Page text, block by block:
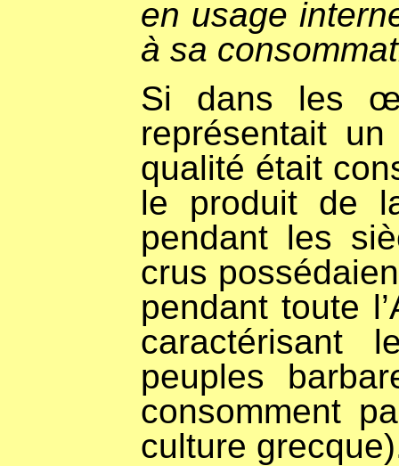
en usage
à sa
Si dans les
représentait
qualité était
le produit de
pendant les
crus
pendant toute
caractérisant
peuples
consomment
culture grecque)